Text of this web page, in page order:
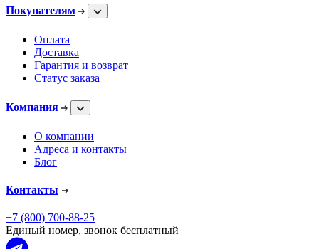
Покупателям
Оплата
Доставка
Гарантия и возврат
Статус заказа
Компания
О компании
Адреса и контакты
Блог
Контакты
+7 (800) 700-88-25
Единый номер, звонок бесплатный